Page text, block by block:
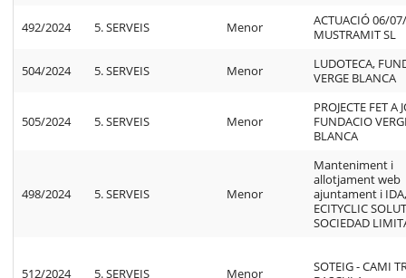
492/2024 5. SERVEIS Menor
ACTUACIÓ 06/
MUSTRAMIT SL
504/2024 5. SERVEIS Menor
LUDOTECA,
VERGE BLANCA
505/2024 5. SERVEIS Menor
PROJECTE FET A
FUNDACIO
BLANCA
498/2024 5. SERVEIS Menor
Manteniment i
allotjament web
ajuntament i
ECITYCLIC
SOCIEDAD
512/2024 5. SERVEIS Menor
SOTEIG - CAMI